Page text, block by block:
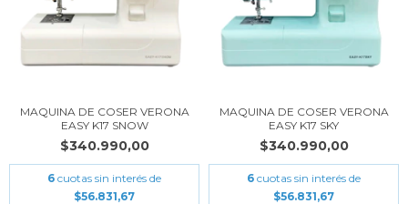
MAQUINA DE COSER VERONA
EASY K17 SNOW
$340.990,00
6 cuotas sin interés de
$56.831,67
MAQUINA DE COSER VERONA
EASY K17 SKY
$340.990,00
6 cuotas sin interés de
$56.831,67